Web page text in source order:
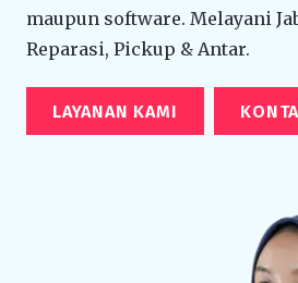
maupun software. Melayani
Reparasi, Pickup & Antar.
LAYANAN KAMI